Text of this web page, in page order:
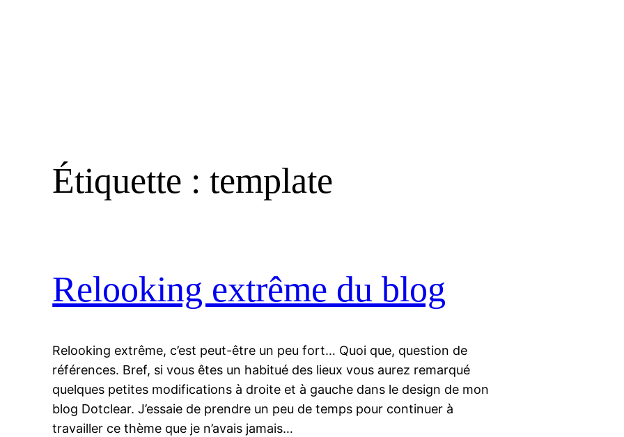
Étiquette :template
Relooking extrême du blog
Relooking extrême, c’est peut-être un peu fort… Quoi que, question de
références. Bref, si vous êtes un habitué des lieux vous aurez remarqué
quelques petites modifications à droite et à gauche dans le design de mon
blog Dotclear. J’essaie de prendre un peu de temps pour continuer à
travailler ce thème que je n’avais jamais…